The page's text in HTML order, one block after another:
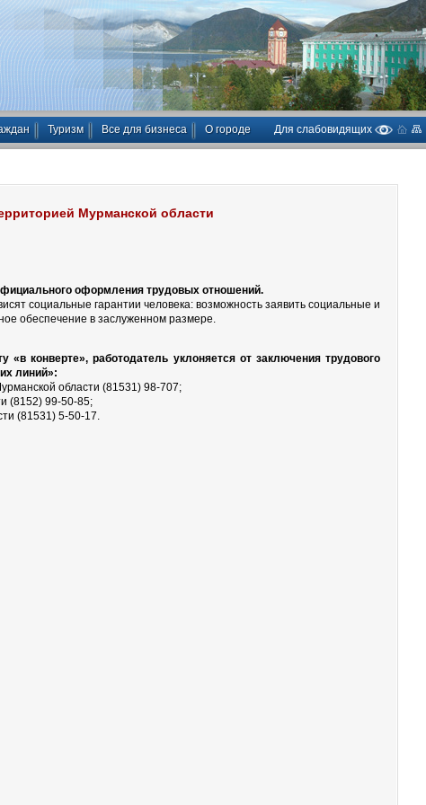
Туризм Все для бизнеса О городе Для слабовидящих
Мурманской области
оформления трудовых отношений.
социальные гарантии человека: возможность заявить социальные и
обеспечение в заслуженном размере.
конверте», работодатель уклоняется от заключения трудового
линий»:
области (81531) 98-707;
(8152) 99-50-85;
(81531) 5-50-17.